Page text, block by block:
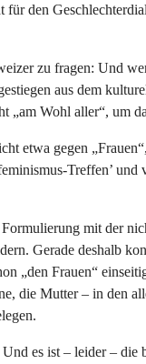
für den
zu fragen: Und
aus dem
Wohl aller“, um
etwa gegen
Treffen’
mit der
Gerade deshalb
„den Frauen“
die Mutter – in den
es ist – leider –